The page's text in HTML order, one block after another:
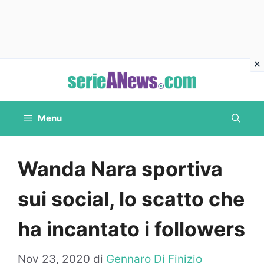
contenuto
Menu
Wanda Nara sportiva
sui social, lo scatto che
ha incantato i followers
Nov 23, 2020 di Gennaro Di Finizio